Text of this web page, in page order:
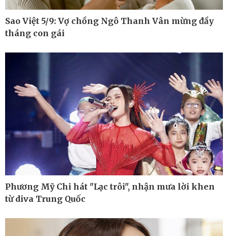
Vụ án
Tin nóng
Tư vấn luật
Thể thao
Pickleball
Bóng đá quốc tế
Bóng đá Việt Nam
Thế giới thể thao
Lịch thi đấu bóng đá
eSports
Hậu trường
Sao Việt 5/9: Vợ chồng Ngô Thanh Vân mừng đầy
tháng con gái
Phương Mỹ Chi hát "Lạc trôi", nhận mưa lời khen
từ diva Trung Quốc